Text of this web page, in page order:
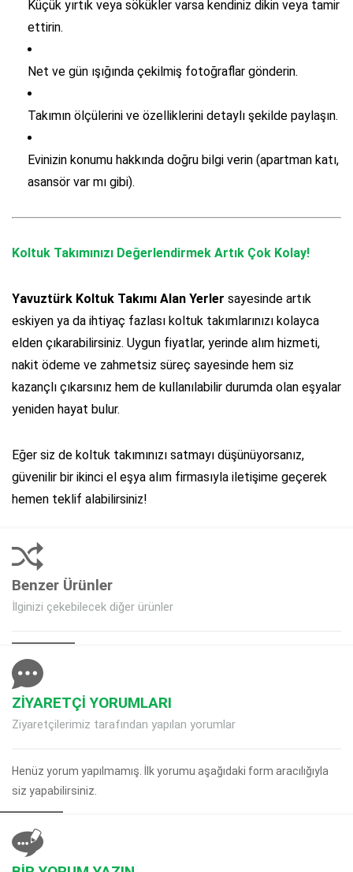
Küçük yırtık veya sökükler varsa kendiniz dikin veya tamir
ettirin.
Net ve gün ışığında çekilmiş fotoğraflar gönderin.
Takımın ölçülerini ve özelliklerini detaylı şekilde paylaşın.
Evinizin konumu hakkında doğru bilgi verin (apartman katı,
asansör var mı gibi).
Koltuk Takımınızı Değerlendirmek Artık Çok Kolay!
Yavuztürk Koltuk Takımı Alan Yerler sayesinde artık
eskiyen ya da ihtiyaç fazlası koltuk takımlarınızı kolayca
elden çıkarabilirsiniz. Uygun fiyatlar, yerinde alım hizmeti,
nakit ödeme ve zahmetsiz süreç sayesinde hem siz
kazançlı çıkarsınız hem de kullanılabilir durumda olan eşyalar
yeniden hayat bulur.
Eğer siz de koltuk takımınızı satmayı düşünüyorsanız,
güvenilir bir ikinci el eşya alım firmasıyla iletişime geçerek
hemen teklif alabilirsiniz!
Benzer Ürünler
İlginizi çekebilecek diğer ürünler
ZİYARETÇİ YORUMLARI
Ziyaretçilerimiz tarafından yapılan yorumlar
Henüz yorum yapılmamış. İlk yorumu aşağıdaki form aracılığıyla
siz yapabilirsiniz.